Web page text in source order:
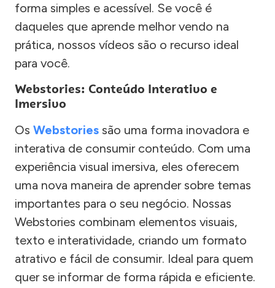
forma simples e acessível. Se você é
daqueles que aprende melhor vendo na
prática, nossos vídeos são o recurso ideal
para você.
Webstories: Conteúdo Interativo e
Imersivo
Os Webstories são uma forma inovadora e
interativa de consumir conteúdo. Com uma
experiência visual imersiva, eles oferecem
uma nova maneira de aprender sobre temas
importantes para o seu negócio. Nossas
Webstories combinam elementos visuais,
texto e interatividade, criando um formato
atrativo e fácil de consumir. Ideal para quem
quer se informar de forma rápida e eficiente.